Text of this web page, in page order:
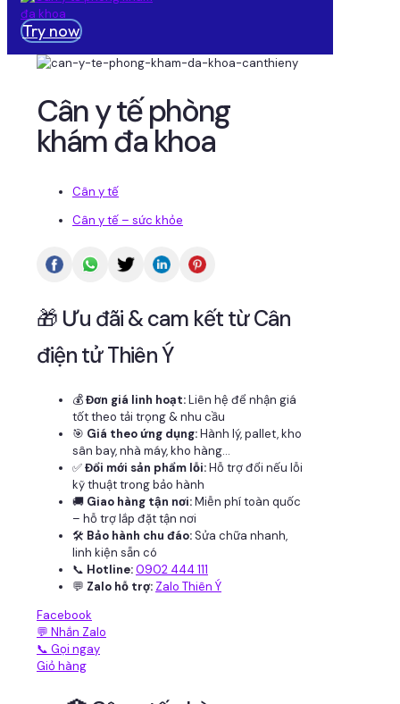
Try now
Cân y tế phòng
khám đa khoa
Cân y tế
Cân y tế – sức khỏe
🎁 Ưu đãi & cam kết từ Cân
điện tử Thiên Ý
💰Đơn giá linh hoạt:Liên hệ để nhận giá
tốt theo tải trọng & nhu cầu
🎯 Giá theo ứng dụng:Hành lý, pallet, kho
sân bay, nhà máy, kho hàng...
✅Đổi mới sản phẩm lỗi:Hỗ trợ đổi nếu lỗi
kỹ thuật trong bảo hành
🚚 Giao hàng tận nơi:Miễn phí toàn quốc
– hỗ trợ lắp đặt tận nơi
🛠 Bảo hành chu đáo:Sửa chữa nhanh,
linh kiện sẵn có
📞 Hotline:0902 444 111
💬 Zalo hỗ trợ: Zalo Thiên Ý
Facebook
💬 Nhắn Zalo
📞 Gọi ngay
Giỏ hàng